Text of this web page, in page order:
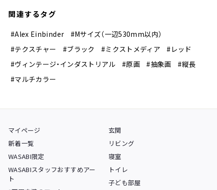
関連するタグ
#Alex Einbinder
#Mサイズ（一辺530mm以内）
#テクスチャー
#ブラック #ミクストメディア
#レッド
#ヴィンテージ・インダストリアル
#原画 #抽象画
#縦長
#マルチカラー
マイページ
新着一覧
WASABI限定
WASABIスタッフおすすめアー
ト
玄関
リビング
寝室
トイレ
子ども部屋